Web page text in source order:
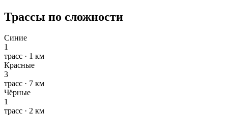
Трассы по сложности
Синие
1
трасс · 1 км
Красные
3
трасс · 7 км
Чёрные
1
трасс · 2 км